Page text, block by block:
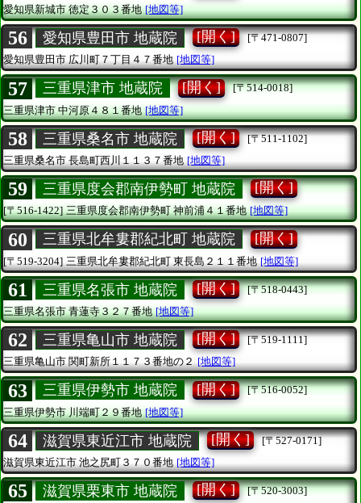
愛知県新城市徳定３０３番地 [地図等]
56 愛知県豊田市 地蔵院 [開く]
[〒471-0807]
愛知県豊田市広川町７丁目４７番地 [地図等]
57 三重県津市 地蔵院 [開く]
[〒514-0018]
三重県津市中河原４８１番地 [地図等]
58 三重県桑名市 地蔵院 [開く]
[〒511-1102]
三重県桑名市長島町西川１１３７番地 [地図等]
59 三重県度会郡南伊勢町 地蔵院 [開く]
[〒516-1422] 三重県度会郡南伊勢町神前浦４１番地 [地図等]
60 三重県北牟婁郡紀北町 地蔵院 [開く]
[〒519-3204] 三重県北牟婁郡紀北町 東長島２１１番地 [地図等]
61 三重県名張市 地蔵院 [開く]
[〒518-0443]
三重県名張市青蓮寺３２７番地 [地図等]
62 三重県亀山市 地蔵院 [開く]
[〒519-1111]
三重県亀山市関町新所１１７３番地の２ [地図等]
63 三重県伊勢市 地蔵院 [開く]
[〒516-0052]
三重県伊勢市川端町２９番地 [地図等]
64 滋賀県東近江市 地蔵院 [開く]
[〒527-0171]
滋賀県東近江市池之尻町３７０番地 [地図等]
65 滋賀県栗東市 地蔵院 [開く]
[〒520-3003]